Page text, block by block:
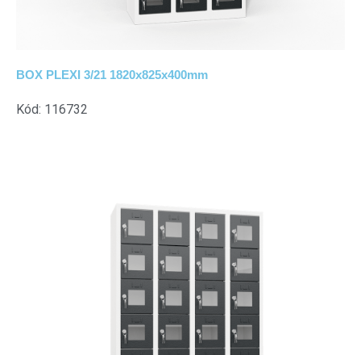
BOX PLEXI 3/21 1820x825x400mm
Kód: 116732